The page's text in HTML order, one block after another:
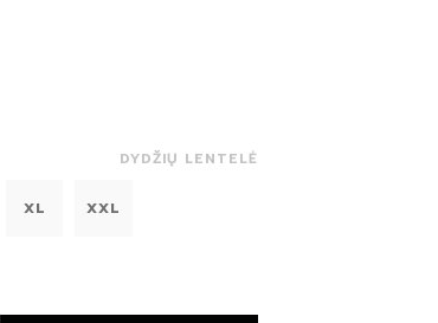
DYDŽIŲ LENTELĖ
XL XXL